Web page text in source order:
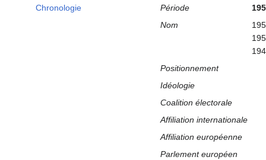
Chronologie
Période
Nom
Positionnement
Idéologie
Coalition électorale
Affiliation internationale
Affiliation européenne
Parlement européen